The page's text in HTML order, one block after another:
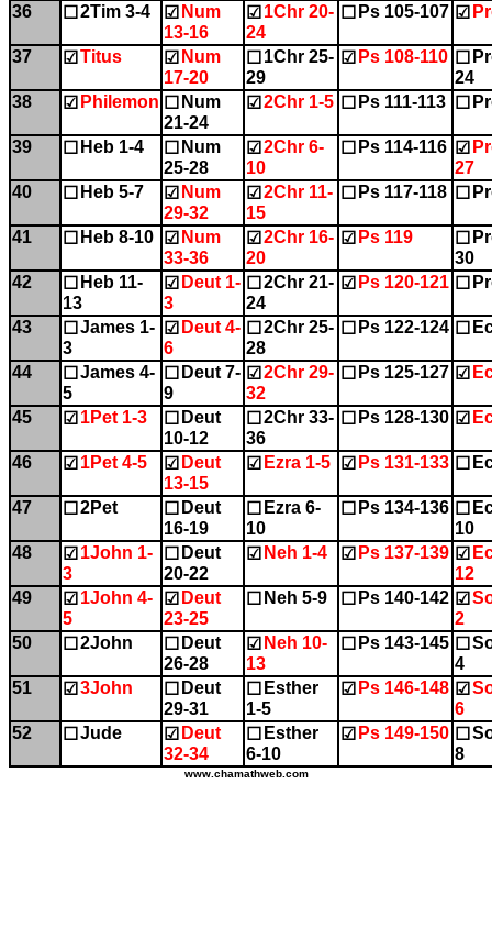
36
☐ 2Tim 3-4 ☑ Num
13-16
☑ 1Chr 20-
24
☐ Ps 105-107 ☑
37 ☑ Titus ☑ Num
17-20
☐ 1Chr 25-
29
☑ Ps 108-110 ☐
24
38
☑ Philemon ☐ Num
21-24
☑ 2Chr 1-5 ☐ Ps 111-113 ☐
39 ☐ Heb 1-4 ☐ Num
25-28
☑ 2Chr 6-
10
☐ Ps 114-116 ☑
27
40
☐ Heb 5-7 ☑ Num
29-32
☑ 2Chr 11-
15
☐ Ps 117-118 ☐
41 ☐ Heb 8-10 ☑ Num
33-36
☑ 2Chr 16-
20
☑ Ps 119 ☐
30
42
☐ Heb 11-
13
☑ Deut 1-
3
☐ 2Chr 21-
24
☑ Ps 120-121 ☐
43 ☐ James 1-
3
☑ Deut 4-
6
☐ 2Chr 25-
28
☐ Ps 122-124 ☐
44 ☐ James 4-
5
☐ Deut 7-
9
☑ 2Chr 29-
32
☐ Ps 125-127 ☑
45 ☑ 1Pet 1-3 ☐ Deut
10-12
☐ 2Chr 33-
36
☐ Ps 128-130 ☑
46 ☑ 1Pet 4-5 ☑ Deut
13-15
☑ Ezra 1-5 ☑ Ps 131-133 ☐
47 ☐ 2Pet ☐ Deut
16-19
☐ Ezra 6-
10
☐ Ps 134-136 ☐
10
48
☑ 1John 1-
3
☐ Deut
20-22
☑ Neh 1-4 ☑ Ps 137-139 ☑
12
49
☑ 1John 4-
5
☑ Deut
23-25
☐ Neh 5-9 ☐ Ps 140-142 ☑
2
50
☐ 2John ☐ Deut
26-28
☑ Neh 10-
13
☐ Ps 143-145 ☐
4
51
☑ 3John ☐ Deut
29-31
☐ Esther
1-5
☑ Ps 146-148 ☑
6
52
☐ Jude ☑ Deut
32-34
☐ Esther
6-10
☑ Ps 149-150 ☐
8
www.chamathweb.com